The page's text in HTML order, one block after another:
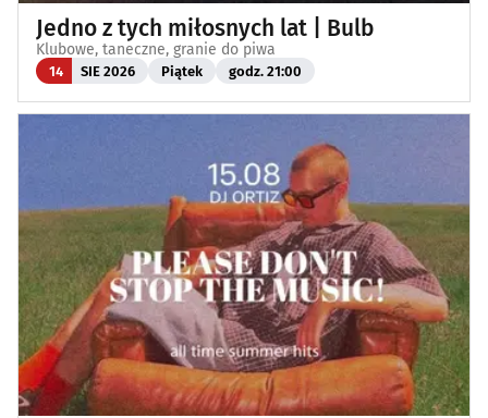
Jedno z tych miłosnych lat | Bulb
Klubowe, taneczne, granie do piwa
14 SIE 2026 Piątek godz. 21:00